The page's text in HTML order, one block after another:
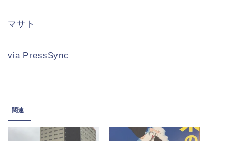
マサト
via PressSync
関連